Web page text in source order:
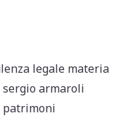
legale materia
sergio armaroli
patrimoni